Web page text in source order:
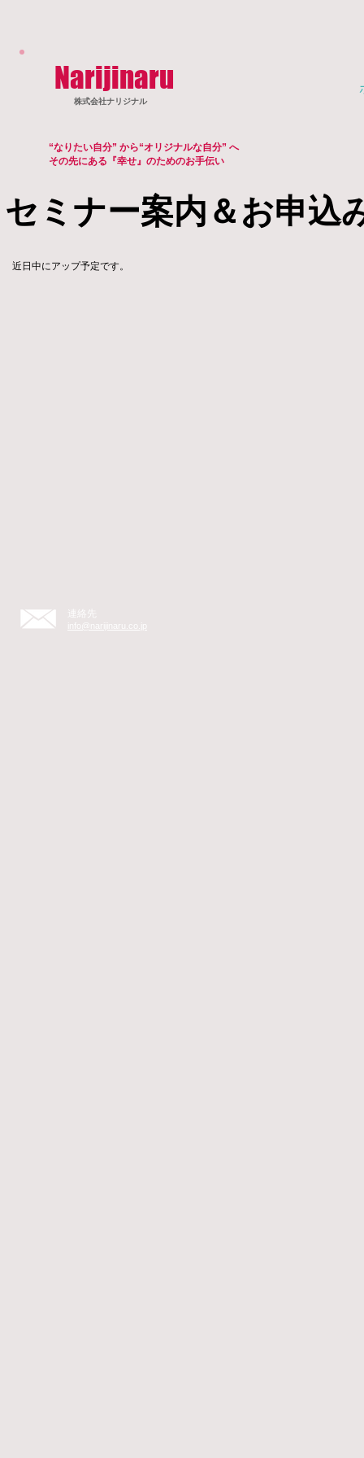
​Narijinaru
株式会社​ナリジナル
“なりたい自分” から“オリジナルな自分” へ
その先にある『幸せ』のためのお手伝い
セミナー案内＆お申込
​近日中にアップ予定​です。
連絡先
info@narijinaru.co.jp